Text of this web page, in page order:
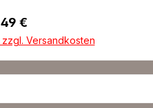
Preis:
€
Versandkosten